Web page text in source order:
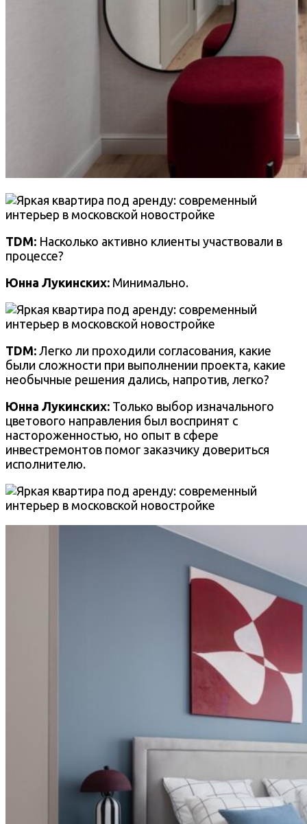
TDM: Насколько активно клиенты участвовали в
процессе?
Юнна Лукинских: Минимально.
TDM: Легко ли проходили согласования, какие
были сложности при выполнении проекта, какие
необычные решения дались, напротив, легко?
Юнна Лукинских: Только выбор изначального
цветового направления был воспринят с
настороженностью, но опыт в сфере
инвестремонтов помог заказчику довериться
исполнителю.